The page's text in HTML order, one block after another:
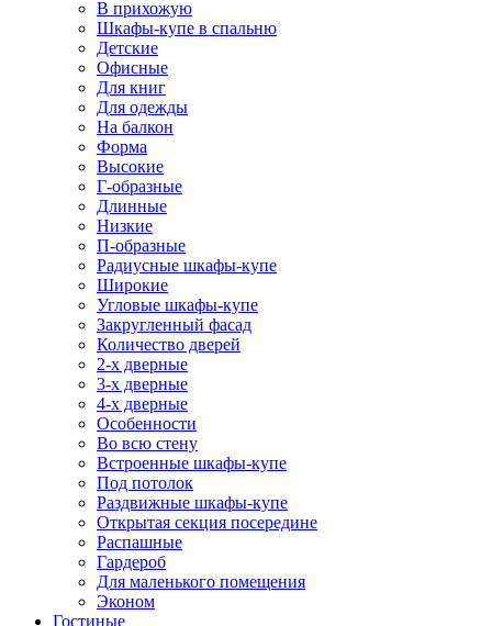
В прихожую
Шкафы-купе в спальню
Детские
Офисные
Для книг
Для одежды
На балкон
Форма
Высокие
Г-образные
Длинные
Низкие
П-образные
Радиусные шкафы-купе
Широкие
Угловые шкафы-купе
Закругленный фасад
Количество дверей
2-х дверные
3-х дверные
4-х дверные
Особенности
Во всю стену
Встроенные шкафы-купе
Под потолок
Раздвижные шкафы-купе
Открытая секция посередине
Распашные
Гардероб
Для маленького помещения
Эконом
Гостиные